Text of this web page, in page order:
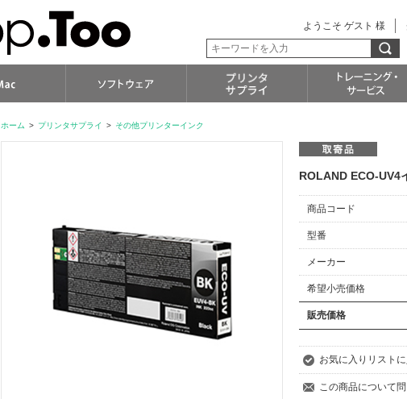
ようこそ ゲスト 様
ホーム > プリンタサプライ > その他プリンターインク
ROLAND ECO-UV4
商品コード
型番
メーカー
希望小売価格
販売価格
お気に入りリスト
この商品について